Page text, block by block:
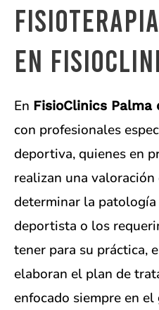
en
En FisioClinics Palma
con profesionales
deportiva, quienes en
realizan una
determinar la
deportista o los
tener para su práctica,
elaboran el plan de
enfocado siempre en